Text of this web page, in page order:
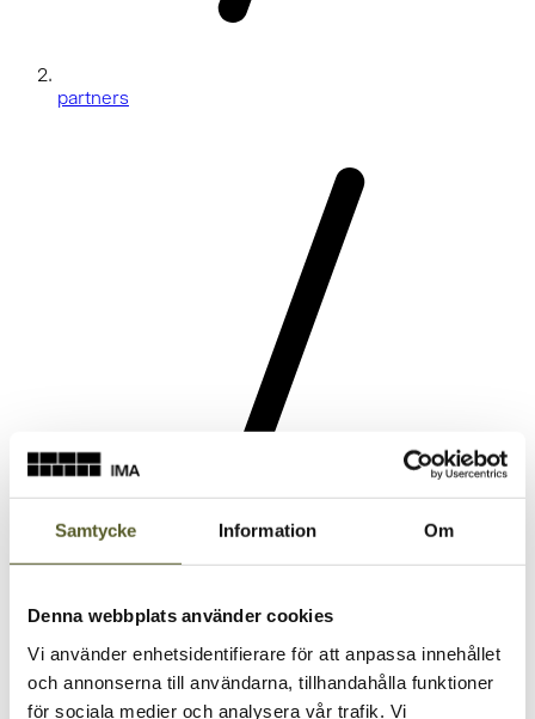
Samtycke Information Om
Denna webbplats använder cookies
Vi använder enhetsidentifierare för att anpassa innehållet
och annonserna till användarna, tillhandahålla funktioner
för sociala medier och analysera vår trafik. Vi
partners
OUR PARTNER IN FINLAND